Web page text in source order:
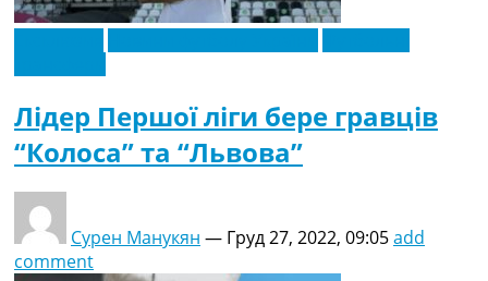
Лідер Першої ліги бере гравців
“Колоса” та “Львова”
Сурен Манукян — Груд 27, 2022, 09:05add
comment